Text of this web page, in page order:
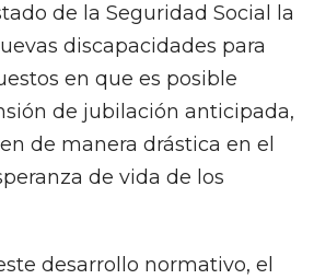
de la Seguridad Social la
discapacidades para
en que es posible
de jubilación anticipada,
de manera drástica en el
de vida de los
desarrollo normativo, el